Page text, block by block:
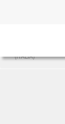
(ITÁLIA)